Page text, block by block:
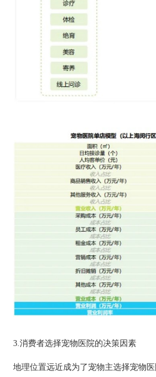
3.消费者选择宠物医院的决策因素
地理位置远近成为了宠物主选择宠物